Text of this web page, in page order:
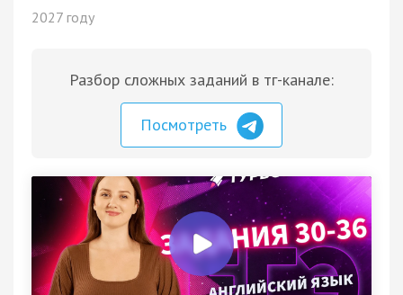
2027 году
Разбор сложных заданий в тг-канале:
Посмотреть